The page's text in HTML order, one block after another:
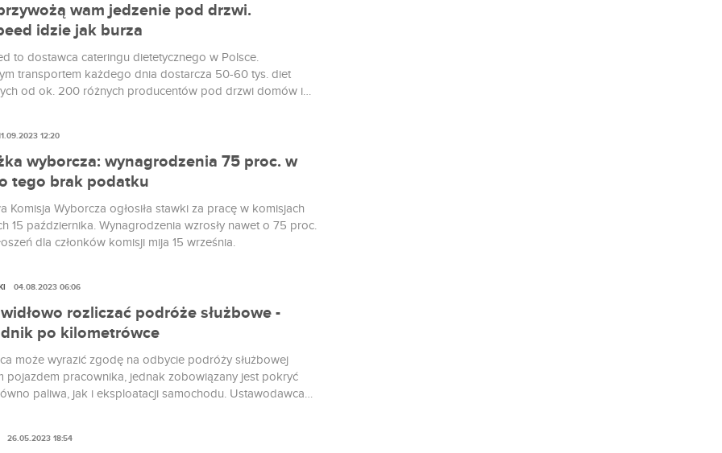
wam jedzenie pod drzwi.
idzie jak burza
to dostawca cateringu dietetycznego w Polsce.
transportem każdego dnia dostarcza 50-60 tys. diet
od ok. 200 różnych producentów pod drzwi domów i
firm cateringowych: od sprzedaży diety,
nią, przez zakupy składników, produkcję, pakowanie aż
Teraz w jej skład weszły dwa dodatkowe podmioty:
Caterings.
wyborcza: wynagrodzenia 75 proc. w
tego brak podatku
Komisja Wyborcza ogłosiła stawki za pracę w komisjach
15 października. Wynagrodzenia wzrosły nawet o 75 proc.
dla członków komisji mija 15 września.
12:20
rozliczać podróże służbowe -
po kilometrówce
może wyrazić zgodę na odbycie podróży służbowej
pojazdem pracownika, jednak zobowiązany jest pokryć
paliwa, jak i eksploatacji samochodu. Ustawodawca
do celów służbowych.
04.08.2023 06:06
26.05.2023 18:54